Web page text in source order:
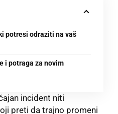
potresi odraziti na vaš
i potraga za novim
incident niti
preti da trajno promeni